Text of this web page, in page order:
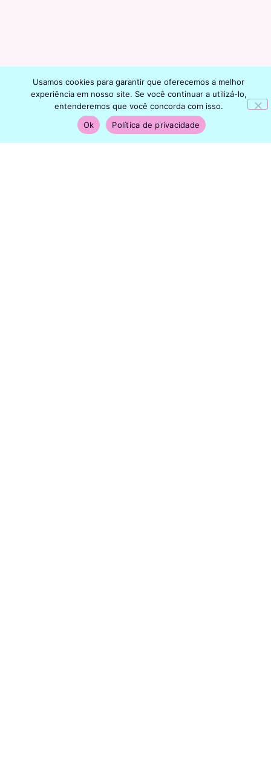
Usamos cookies para garantir que oferecemos a melhor
experiência em nosso site. Se você continuar a utilizá-lo,
entenderemos que você concorda com isso.
Ok
Política de privacidade